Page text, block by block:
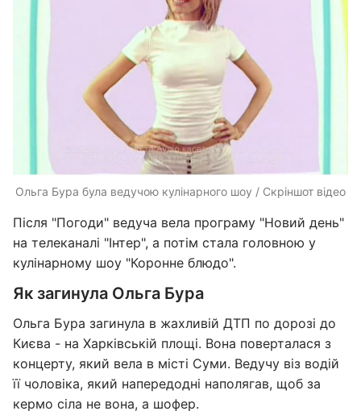
Ольга Бура була ведучою кулінарного шоу / Скріншот відео
Після "Погоди" ведуча вела програму "Новий день"
на телеканалі "Інтер", а потім стала головною у
кулінарному шоу "Коронне блюдо".
Як загинула Ольга Бура
Ольга Бура загинула в жахливій ДТП по дорозі до
Києва - на Харківській площі. Вона поверталася з
концерту, який вела в місті Суми. Ведучу віз водій
її чоловіка, який напередодні наполягав, щоб за
кермо сіла не вона, а шофер.